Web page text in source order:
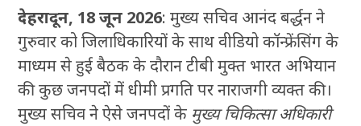
देहरादून, 18 जून 2026: मुख्य सचिव आनंद बर्द्धन ने
गुरुवार को जिलाधिकारियों के साथ वीडियो कॉन्फ्रेंसिंग के
माध्यम से हुई बैठक के दौरान टीबी मुक्त भारत अभियान
की कुछ जनपदों में धीमी प्रगति पर नाराजगी व्यक्त की।
मुख्य सचिव ने ऐसे जनपदों के मुख्य चिकित्सा अधिकारी